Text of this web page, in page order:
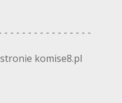
- - - - - - - - - - - - - - -
komise8.pl